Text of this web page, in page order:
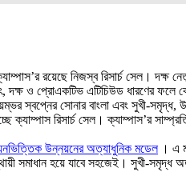
রয়েছে নিজস্ব রিসার্চ সেল। দক্ষ
দক্ষ ও প্রোএকটিভ এটিচিউড ধারণের ফলে
স্বপ্নের সোনার বাংলা এবং সুখী-
ক্যাম্পাস রিসার্চ সেল। ক্যাম্পাস’র
উন্নয়নের অত্যাধুনিক মডেল । এ
সমাধান হয়ে যাবে সহজেই। সুখী-সমৃদ্ধ